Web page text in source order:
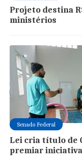
Projeto destina
ministérios
Senado Federal
Lei cria título de
premiar